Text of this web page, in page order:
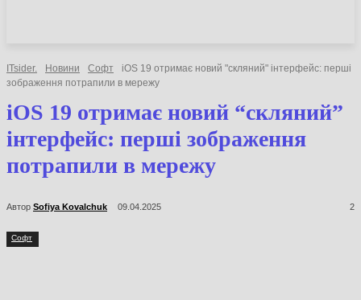
ITsider. Новини Софт
iOS 19 отримає новий "скляний" інтерфейс: перші
зображення потрапили в мережу
iOS 19 отримає новий “скляний”
інтерфейс: перші зображення
потрапили в мережу
Автор Sofiya Kovalchuk 09.04.2025 2
Софт